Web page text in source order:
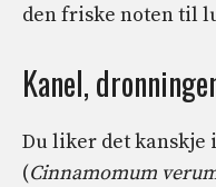
den friske noten til
Kanel,
Du liker det kanskje
(Cinnamomum